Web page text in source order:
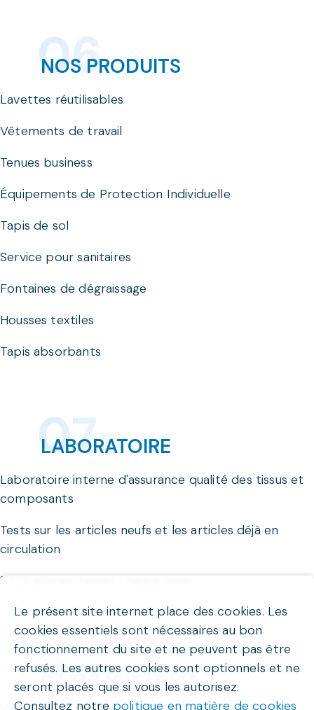
NOS PRODUITS
Lavettes réutilisables
Vêtements de travail
Tenues business
Équipements de Protection Individuelle
Tapis de sol
Service pour sanitaires
Fontaines de dégraissage
Housses textiles
Tapis absorbants
LABORATOIRE
Laboratoire interne d'assurance qualité des tissus et
composants
Tests sur les articles neufs et les articles déjà en
circulation
1 759 articles testés chaque mois
MEWA buy4work
Le présent site internet place des cookies. Les
cookies essentiels sont nécessaires au bon
fonctionnement du site et ne peuvent pas être
refusés. Les autres cookies sont optionnels et ne
seront placés que si vous les autorisez.
Consultez notre politique en matière de cookies